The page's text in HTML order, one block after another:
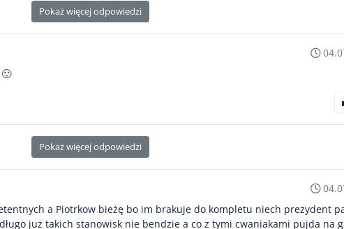
Pokaż więcej odpowiedzi
Pokaż więcej odpowiedzi
a Piotrkow bieżę bo im brakuje do kompletu niech prezydent
już takich stanowisk nie bendzie a co z tymi cwaniakami pujda na